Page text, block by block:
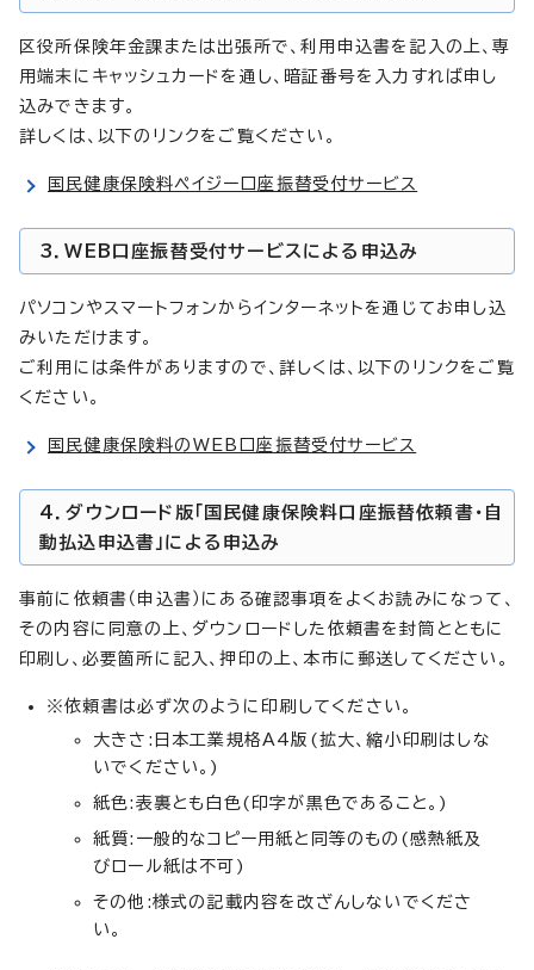
区役所保険年金課または出張所で、利用申込書を記入の上、専
用端末にキャッシュカードを通し、暗証番号を入力すれば申し
込みできます。
詳しくは、以下のリンクをご覧ください。
国民健康保険料ペイジー口座振替受付サービス
3．WEB口座振替受付サービスによる申込み
パソコンやスマートフォンからインターネットを通じてお申し込
みいただけます。
ご利用には条件がありますので、詳しくは、以下のリンクをご覧
ください。
国民健康保険料のWEB口座振替受付サービス
4．ダウンロード版「国民健康保険料口座振替依頼書・自
動払込申込書」による申込み
事前に依頼書（申込書）にある確認事項をよくお読みになって、
その内容に同意の上、ダウンロードした依頼書を封筒とともに
印刷し、必要箇所に記入、押印の上、本市に郵送してください。
※依頼書は必ず次のように印刷してください。
大きさ:日本工業規格A4版(拡大、縮小印刷はしな
いでください。)
紙色:表裏とも白色(印字が黒色であること。)
紙質:一般的なコピー用紙と同等のもの(感熱紙及
びロール紙は不可)
その他:様式の記載内容を改ざんしないでくださ
い。